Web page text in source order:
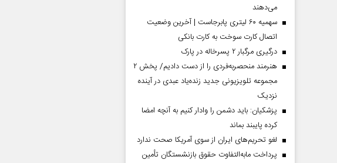
می‌دهند
سهمیه ۶۰ لیتری پابرجاست | آخرین وضعیت
اتصال کارت سوخت به کارت بانکی
درگیری مرگبار ۲ پسرخاله در پارک
هنرمند منحصر‌به‌فردی را از دست دادیم/ پخش ۲
مجموعه تلویزیونی جدید زنده‌یاد عبدی در آینده
نزدیک
پزشکیان: باید دشمن را وادار کنیم به آنچه امضا
کرده پایبند بماند
لغو تحریم‌های ایران از سوی آمریکا صحت ندارد
پرداخت مابه‌التفاوت حقوق بازنشستگان تأمین